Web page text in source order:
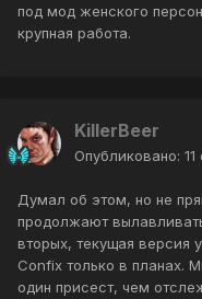
под мод женского
крупная работа.
KillerBeer
Опубликовано:
Думал об этом, но не
продолжают
вторых, текущая версия
Confix только в планах.
один присест, чем